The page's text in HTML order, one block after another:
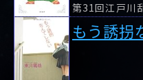
第31回江戸川
もう誘拐